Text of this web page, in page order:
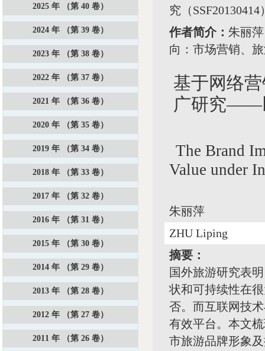
究（SSF20130414
作者简介： 朱丽
向：市场营销、
基于网络
广研究——
The Brand
Value under
朱丽萍
ZHU Liping
摘要：
国外旅游研究表
状和可持续性在
否。而互联网技
有效平台。本文
市旅游品牌形象
2025 年 （第 40 卷）
2024 年 （第 39 卷）
2023 年 （第 38 卷）
2022 年 （第 37 卷）
2021 年 （第 36 卷）
2020 年 （第 35 卷）
2019 年 （第 34 卷）
2018 年 （第 33 卷）
2017 年 （第 32 卷）
2016 年 （第 31 卷）
2015 年 （第 30 卷）
2014 年 （第 29 卷）
2013 年 （第 28 卷）
2012 年 （第 27 卷）
2011 年 （第 26 卷）